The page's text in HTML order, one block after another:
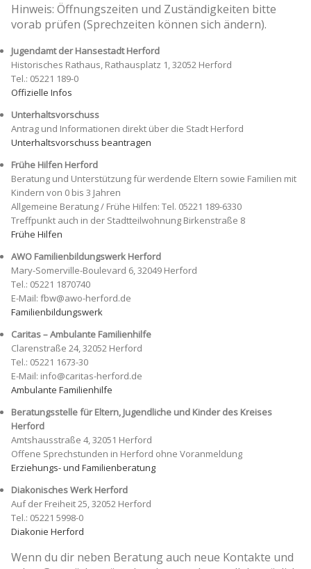
Hinweis: Öffnungszeiten und Zuständigkeiten bitte
vorab prüfen (Sprechzeiten können sich ändern).
Jugendamt der Hansestadt Herford
Historisches Rathaus, Rathausplatz 1, 32052 Herford
Tel.: 05221 189-0
Offizielle Infos
Unterhaltsvorschuss
Antrag und Informationen direkt über die Stadt Herford
Unterhaltsvorschuss beantragen
Frühe Hilfen Herford
Beratung und Unterstützung für werdende Eltern sowie Familien mit
Kindern von 0 bis 3 Jahren
Allgemeine Beratung / Frühe Hilfen: Tel. 05221 189-6330
Treffpunkt auch in der Stadtteilwohnung Birkenstraße 8
Frühe Hilfen
AWO Familienbildungswerk Herford
Mary-Somerville-Boulevard 6, 32049 Herford
Tel.: 05221 1870740
E-Mail: fbw@awo-herford.de
Familienbildungswerk
Caritas – Ambulante Familienhilfe
Clarenstraße 24, 32052 Herford
Tel.: 05221 1673-30
E-Mail: info@caritas-herford.de
Ambulante Familienhilfe
Beratungsstelle für Eltern, Jugendliche und Kinder des Kreises
Herford
Amtshausstraße 4, 32051 Herford
Offene Sprechstunden in Herford ohne Voranmeldung
Erziehungs- und Familienberatung
Diakonisches Werk Herford
Auf der Freiheit 25, 32052 Herford
Tel.: 05221 5998-0
Diakonie Herford
Wenn du dir neben Beratung auch neue Kontakte und